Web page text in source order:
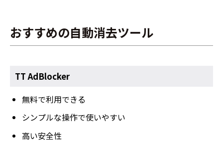
おすすめの自動消去ツール
TT AdBlocker
無料で利用できる
シンプルな操作で使いやすい
高い安全性